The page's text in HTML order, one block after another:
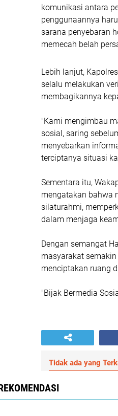
komunikasi antara
penggunaannya
sarana penyebaran
memecah belah
Lebih lanjut,
selalu melakukan
membagikannya
"Kami mengimbau
sosial, saring
menyebarkan
terciptanya situasi
Sementara itu,
mengatakan bahwa
silaturahmi,
dalam menjaga
Dengan semangat
masyarakat
menciptakan ruang
"Bijak Bermedia
Tidak ada yang